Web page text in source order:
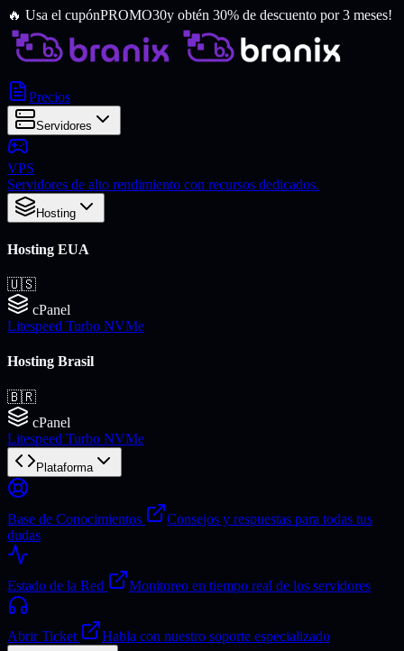
🔥 Usa el cupónPROMO30y obtén 30% de descuento por 3 meses!
Precios
Servidores
VPS
Servidores de alto rendimiento con recursos dedicados.
Hosting
Hosting EUA
🇺🇸
cPanel
Litespeed Turbo NVMe
Hosting Brasil
🇧🇷
cPanel
Litespeed Turbo NVMe
Plataforma
Base de Conocimientos
Consejos y respuestas para todas tus
dudas
Estado de la Red Monitoreo en tiempo real de los servidores
Abrir Ticket Habla con nuestro soporte especializado